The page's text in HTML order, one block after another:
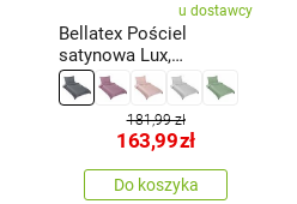
u dostawcy
Bellatex Pościel
satynowa Lux,
ciemnoszary, 140 × 200,
70 × 90 cm
181,99 zł
163,99zł
Do koszyka